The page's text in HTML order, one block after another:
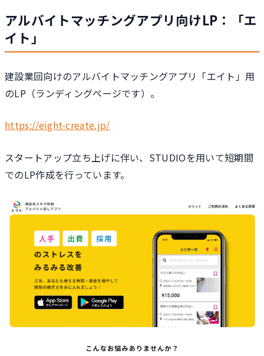
アルバイトマッチングアプリ向けLP：「エ
イト」
建設業回向けのアルバイトマッチングアプリ「エイト」用
のLP（ランディングページです）。
https://eight-create.jp/
スタートアップ立ち上げに伴い、STUDIOを用いて短期間
でのLP作成を行っています。